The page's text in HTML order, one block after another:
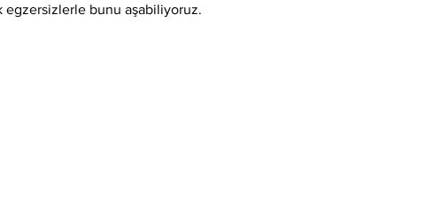
egzersizlerle bunu aşabiliyoruz.